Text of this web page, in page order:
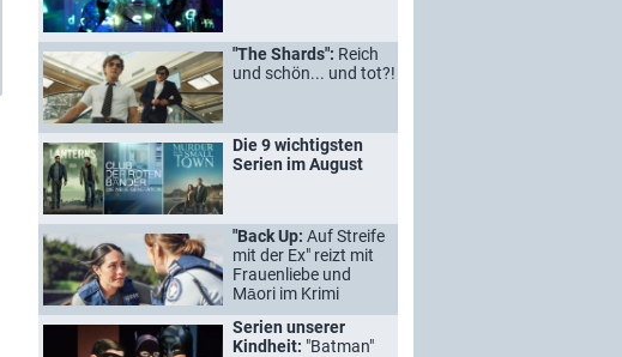
"The Shards": Reich
und schön... und tot?!
Die 9 wichtigsten
Serien im August
"Back Up: Auf Streife
mit der Ex" reizt mit
Frauenliebe und
Māori im Krimi
Serien unserer
Kindheit: "Batman"